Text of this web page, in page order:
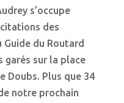
s’occupe
des
du Routard
garés sur la place
Doubs. Plus que 34
notre prochain